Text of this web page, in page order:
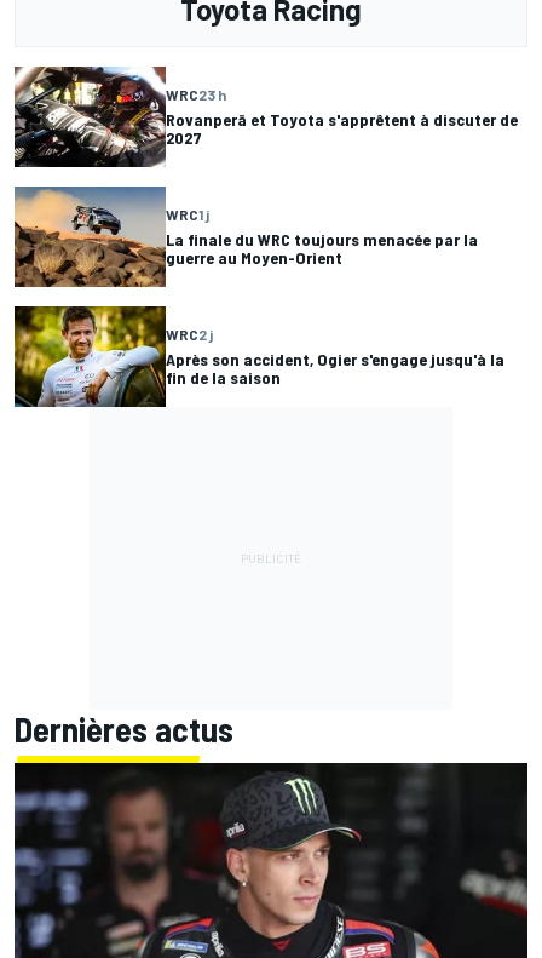
Toyota Racing
WRC23 h
Rovanperä et Toyota s'apprêtent à discuter de
2027
WRC1 j
La finale du WRC toujours menacée par la
guerre au Moyen-Orient
WRC2 j
Après son accident, Ogier s'engage jusqu'à la
fin de la saison
Dernières actus